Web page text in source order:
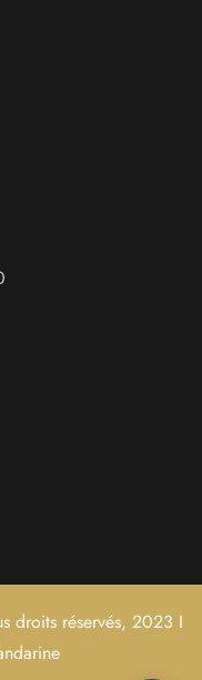
droits réservés, 2023 I